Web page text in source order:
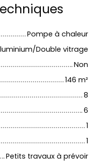
Pompe à chaleur
Double vitrage
Non
146 m²
8
6
1
1
Petits travaux à prévoir